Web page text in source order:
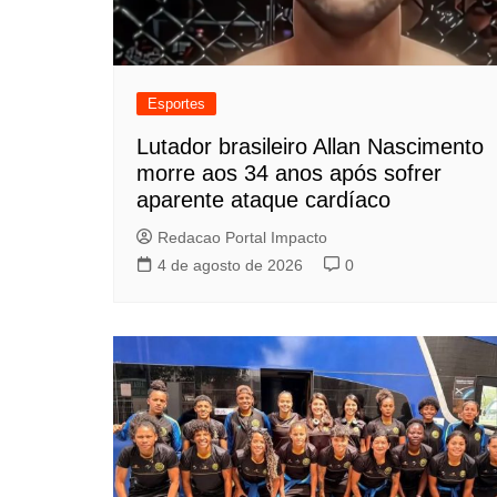
Esportes
Lutador brasileiro Allan Nascimento
morre aos 34 anos após sofrer
aparente ataque cardíaco
Redacao Portal Impacto
4 de agosto de 2026
0